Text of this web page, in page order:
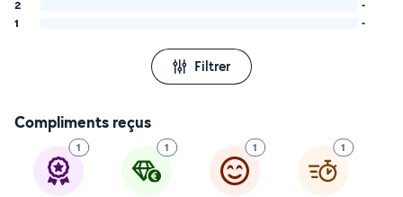
2
-
1
-
Filtrer
Compliments reçus
1 1 1 1